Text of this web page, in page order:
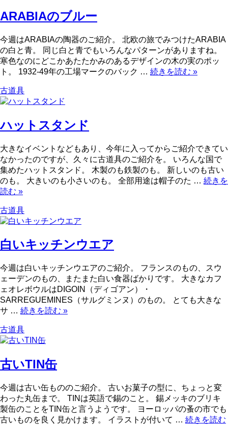
ARABIAのブルー
今週はARABIAの陶器のご紹介。 北欧の旅でみつけたARABIA
の白と青。 同じ白と青でもいろんなパターンがありますね。
寒色なのにどこかあたたかみのあるデザインの木の実のポッ
ト。 1932-49年の工場マークのバック … 続きを読む »
古道具
ハットスタンド
大きなイベントなどもあり、今年に入ってからご紹介できてい
なかったのですが、久々に古道具のご紹介を。 いろんな国で
集めたハットスタンド。 木製のも鉄製のも。 新しいのも古い
のも。 大きいのも小さいのも。 全部用途は帽子のた … 続きを
読む »
古道具
白いキッチンウエア
今週は白いキッチンウエアのご紹介。 フランスのもの、スウ
ェーデンのもの、またまた白い食器ばかりです。 大きなカフ
ェオレボウルはDIGOIN（ディゴアン）・
SARREGUEMINES（サルグミンヌ）のもの。 とても大きな
サ … 続きを読む »
古道具
古いTIN缶
今週は古い缶もののご紹介。 古いお菓子の型に、ちょっと変
わった丸缶まで。 TINは英語で錫のこと。 錫メッキのブリキ
製缶のことをTIN缶と言うようです。 ヨーロッパの蚤の市でも
古いものを良く見かけます。 イラストが付いて … 続きを読む